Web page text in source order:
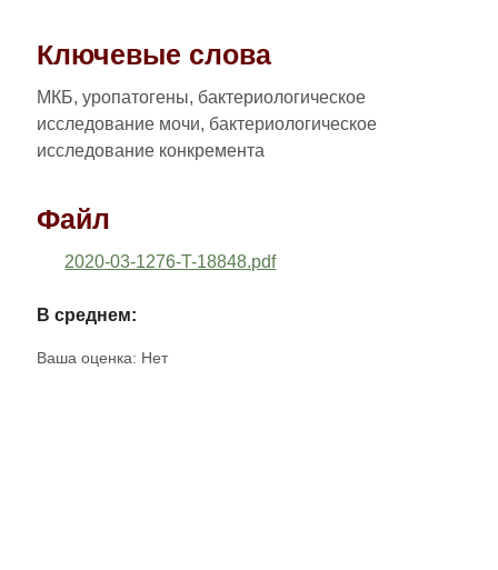
Ключевые слова
МКБ, уропатогены, бактериологическое
исследование мочи, бактериологическое
исследование конкремента
Файл
2020-03-1276-T-18848.pdf
В среднем:
Ваша оценка: Нет